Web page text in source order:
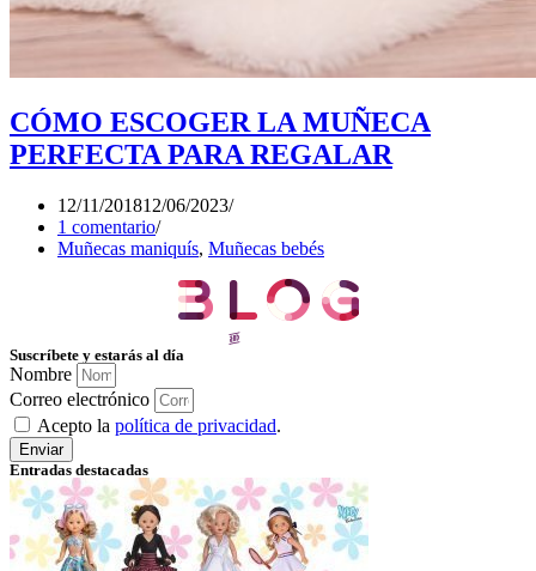
CÓMO ESCOGER LA MUÑECA
PERFECTA PARA REGALAR
12/11/201812/06/2023
1 comentario
Muñecas maniquís, Muñecas bebés
Suscríbete y estarás al día
Nombre
Correo electrónico
Acepto la política de privacidad.
Enviar
Entradas destacadas